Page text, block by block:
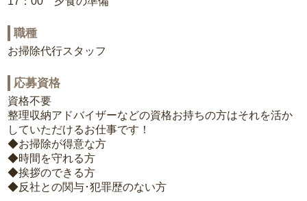
職種
お掃除代行スタッフ
応募資格
資格不要
整理収納アドバイザーなどの資格お持ちの方はそれを活か
していただけるお仕事です！
◆お掃除が得意な方
◆時間を守れる方
◆挨拶のできる方
◆反社との関与･犯罪歴のない方